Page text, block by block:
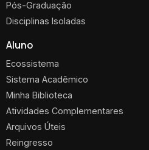
Pós-Graduação
Disciplinas Isoladas
Aluno
Ecossistema
Sistema Acadêmico
Minha Biblioteca
Atividades Complementares
Arquivos Úteis
Reingresso